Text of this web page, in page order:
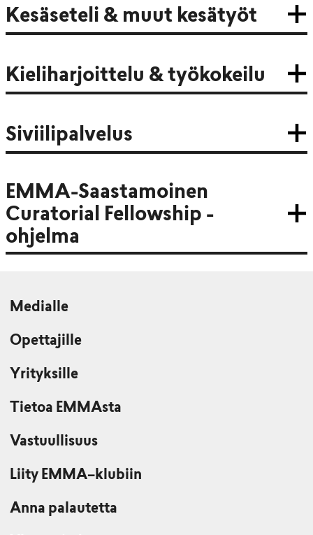
Kesäseteli & muut kesätyöt
Kieliharjoittelu & työkokeilu
Siviilipalvelus
EMMA-Saastamoinen
Curatorial Fellowship -
ohjelma
Medialle
Opettajille
Yrityksille
Tietoa EMMAsta
Vastuullisuus
Liity EMMA–klubiin
Anna palautetta